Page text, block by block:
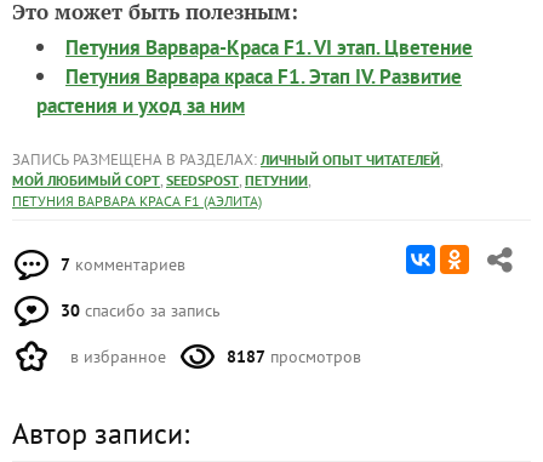
Это может быть полезным:
Петуния Варвара-Краса F1. VI этап. Цветение
Петуния Варвара краса F1. Этап IV. Развитие
растения и уход за ним
ЗАПИСЬ РАЗМЕЩЕНА В РАЗДЕЛАХ: ЛИЧНЫЙ ОПЫТ ЧИТАТЕЛЕЙ,
МОЙ ЛЮБИМЫЙ СОРТ, SEEDSPOST, ПЕТУНИИ,
ПЕТУНИЯ ВАРВАРА КРАСА F1 (АЭЛИТА)
7 комментариев
30 спасибо за запись
в избранное 8187 просмотров
Автор записи: